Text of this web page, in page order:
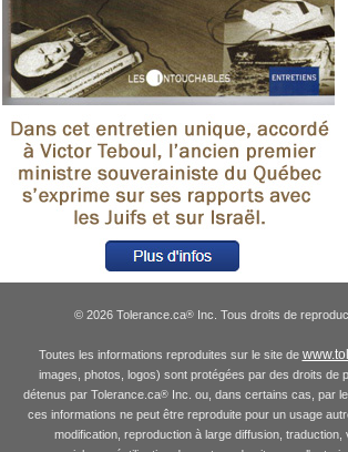
© 2026 Tolerance.ca®Inc. Tous droits de
Toutes les informations reproduites sur le site de
images, photos, logos) sont protégées par des droits de
détenus par Tolerance.ca® Inc. ou, dans certains cas, par
ces informations ne peut être reproduite pour un usage
modification, reproduction à large diffusion, traduction,